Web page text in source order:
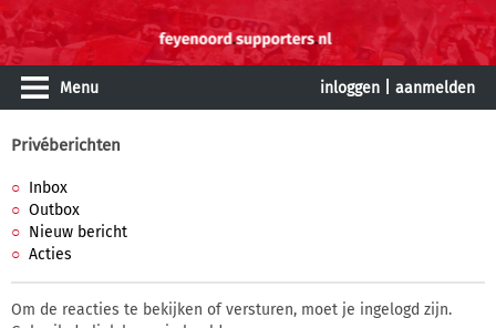
Menu inloggen aanmelden
Privéberichten
Inbox
Outbox
Nieuw bericht
Acties
Om de reacties te bekijken of versturen, moet je ingelogd zijn.